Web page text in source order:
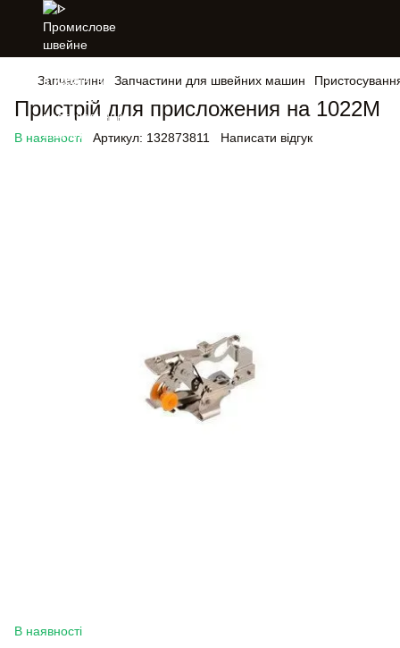
Запчастини Запчастини для швейних машин
Пристрій для присложения на 1022М
В наявності Артикул: 132873811 Написати відгук
В наявності